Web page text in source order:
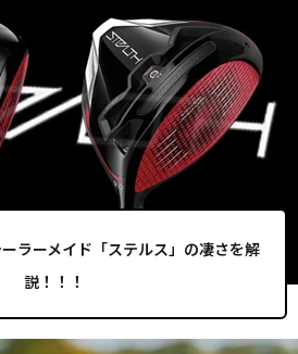
ラーメイド「ステルス」の凄さを解
説！！！